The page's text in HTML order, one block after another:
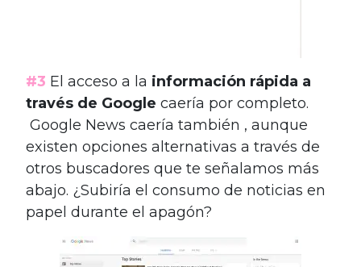
#3 El acceso a la información rápida a
través de Google caería por completo.
Google News caería también , aunque
existen opciones alternativas a través de
otros buscadores que te señalamos más
abajo. ¿Subiría el consumo de noticias en
papel durante el apagón?